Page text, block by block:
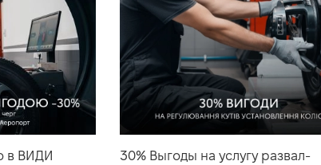
в ВИДИ
30% Выгоды на услугу развал-